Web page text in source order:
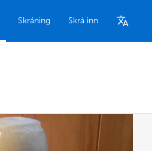
Skráning Skrá inn